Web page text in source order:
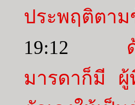
ประพฤติตาม
19:12
มารดาก็มี ผู้